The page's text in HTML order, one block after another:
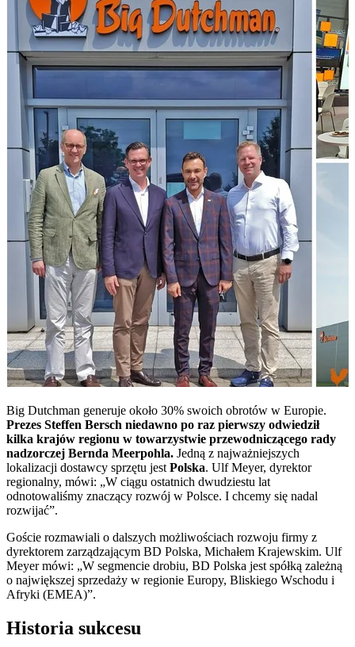
Big Dutchman generuje około 30% swoich obrotów w Europie.
Prezes Steffen Bersch niedawno po raz pierwszy odwiedził
kilka krajów regionu w towarzystwie przewodniczącego rady
nadzorczej Bernda Meerpohla. Jedną z najważniejszych
lokalizacji dostawcy sprzętu jest Polska. Ulf Meyer, dyrektor
regionalny, mówi: „W ciągu ostatnich dwudziestu lat
odnotowaliśmy znaczący rozwój w Polsce. I chcemy się nadal
rozwijać”.
Goście rozmawiali o dalszych możliwościach rozwoju firmy z
dyrektorem zarządzającym BD Polska, Michałem Krajewskim. Ulf
Meyer mówi: „W segmencie drobiu, BD Polska jest spółką zależną
o największej sprzedaży w regionie Europy, Bliskiego Wschodu i
Afryki (EMEA)”.
Historia sukcesu